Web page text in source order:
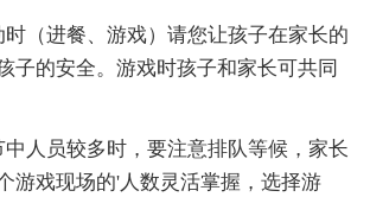
进餐、游戏）请您让孩子在家长的
子的安全。游戏时孩子和家长可共同
员较多时，要注意排队等候，家长
游戏现场的'人数灵活掌握，选择游